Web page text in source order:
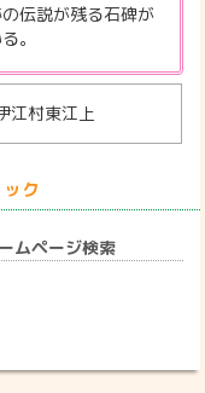
伝説が残る石碑が
。
江村東江上
ク
ムページ検索